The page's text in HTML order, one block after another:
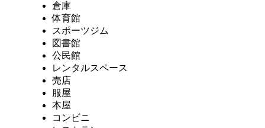
倉庫
体育館
スポーツジム
図書館
公民館
レンタルスペース
売店
服屋
本屋
コンビニ